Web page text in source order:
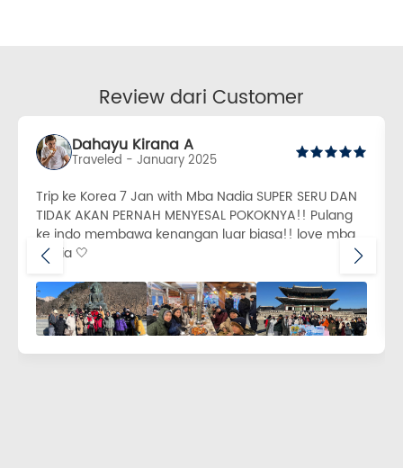
Review dari Customer
Dahayu Kirana A
Traveled - January 2025
Trip ke Korea 7 Jan with Mba Nadia SUPER SERU DAN
TIDAK AKAN PERNAH MENYESAL POKOKNYA!! Pulang
ke indo membawa kenangan luar biasa!! love mba
Nadia 🤍